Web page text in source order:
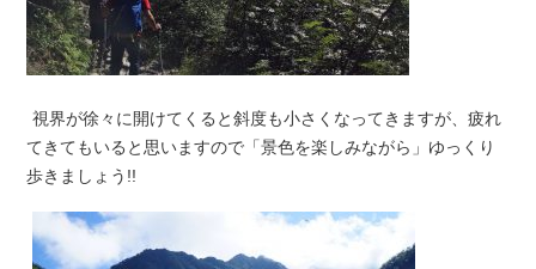
視界が徐々に開けてくると斜度も小さくなってきますが、疲れ
てきてもいると思いますので「景色を楽しみながら」ゆっくり
歩きましょう!!